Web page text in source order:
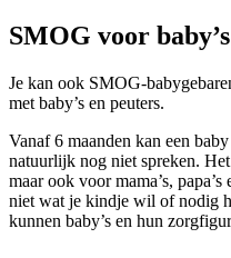
SMOG voor
Je kan ook SMOG-
met baby’s en peuters.
Vanaf 6 maanden kan een
natuurlijk nog niet spreken.
maar ook voor mama’s,
niet wat je kindje wil of nodig
kunnen baby’s en hun